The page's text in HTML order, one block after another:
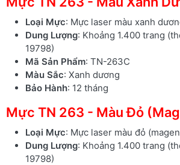
Loại Mực: Mực laser màu xanh
Dung Lượng: Khoảng 1.400 trang
19798)
Mã Sản Phẩm: TN-263C
Màu Sắc: Xanh dương
Bảo Hành: 12 tháng
Mực TN 263 - Màu Đỏ
Loại Mực: Mực laser màu đỏ
Dung Lượng: Khoảng 1.400 trang
19798)